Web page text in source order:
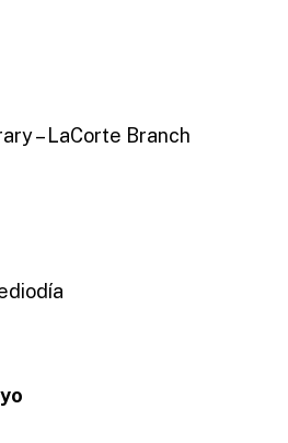
– LaCorte Branch